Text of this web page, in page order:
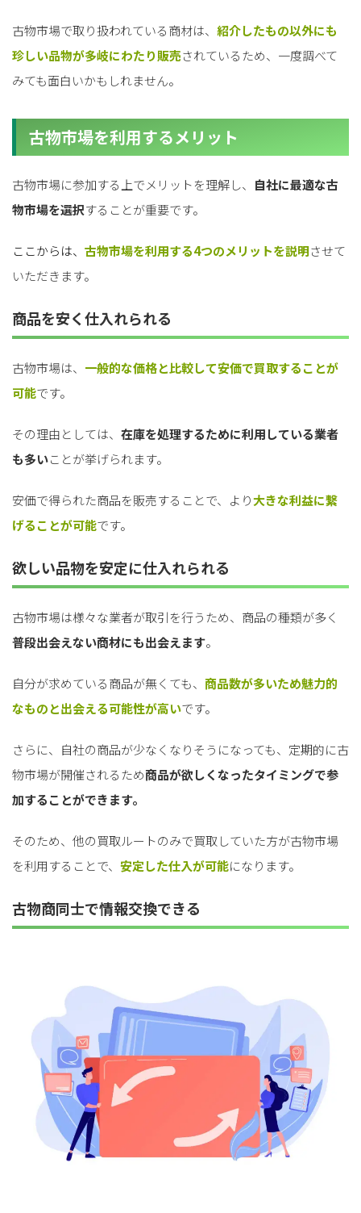
古物市場で取り扱われている商材は、 紹介したもの以外にも
珍しい品物が多岐にわたり販売されているため、一度調べて
みても面白いかもしれません。
古物市場を利用するメリット
古物市場に参加する上でメリットを理解し、
自社に最適な古
物市場を選択することが重要です。
ここからは、 古物市場を利用する4つのメリットを説明させて
いただきます。
商品を安く仕入れられる
古物市場は、 一般的な価格と比較して安価で買取することが
可能です。
その理由としては、 在庫を処理するために利用している業者
も多いことが挙げられます。
安価で得られた商品を販売することで、より大きな利益に繋
げることが可能です。
欲しい品物を安定に仕入れられる
古物市場は様々な業者が取引を行うため、商品の種類が多く
普段出会えない商材にも出会えます。
自分が求めている商品が無くても、 商品数が多いため魅力的
なものと出会える可能性が高いです。
さらに、自社の商品が少なくなりそうになっても、定期的に古
物市場が開催されるため商品が欲しくなったタイミングで参
加することができます。
そのため、他の買取ルートのみで買取していた方が古物市場
を利用することで、 安定した仕入が可能になります。
古物商同士で情報交換できる
資料ダウンロードの一覧へ
資料ダウンロードの一覧へ
お問い合わせフォームへ
お問い合わせフォームへ